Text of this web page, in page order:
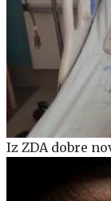
Iz ZDA dobre